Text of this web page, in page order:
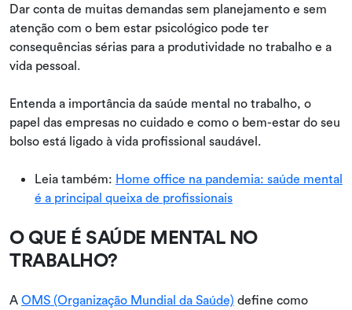
Dar conta de muitas demandas sem planejamento e sem
atenção com o bem estar psicológico pode ter
consequências sérias para a produtividade no trabalho e a
vida pessoal.
Entenda a importância da saúde mental no trabalho, o
papel das empresas no cuidado e como o bem-estar do seu
bolso está ligado à vida profissional saudável.
Leia também: Home office na pandemia: saúde mental
é a principal queixa de profissionais
O QUE É SAÚDE MENTAL NO
TRABALHO?
A OMS (Organização Mundial da Saúde) define como